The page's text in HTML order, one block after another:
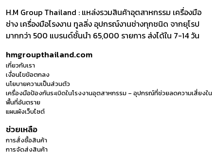
H.M Group Thailand : แหล่งรวมสินค้าอุตสาหกรรม เครื่องมือ
ช่าง เครื่องมือโรงงาน ทูลลิ่ง อุปกรณ์งานช่างทุกชนิด จากยุโรป
มากกว่า 500 แบรนด์ชั้นนำ 65,000 รายการ ส่งได้ใน 7-14 วัน
hmgroupthailand.com
เกี่ยวกับเรา
เงื่อนไขข้อตกลง
นโยบายความเป็นส่วนตัว
เครื่องมือป้องกันระเบิดในโรงงานอุตสาหกรรม – อุปกรณ์ที่ช่วยลดความเสี่ยงใน
พื้นที่อันตราย
แผนผังเว็บไซต์
ช่วยเหลือ
การสั่งซื้อสินค้า
การจัดส่งสินค้า